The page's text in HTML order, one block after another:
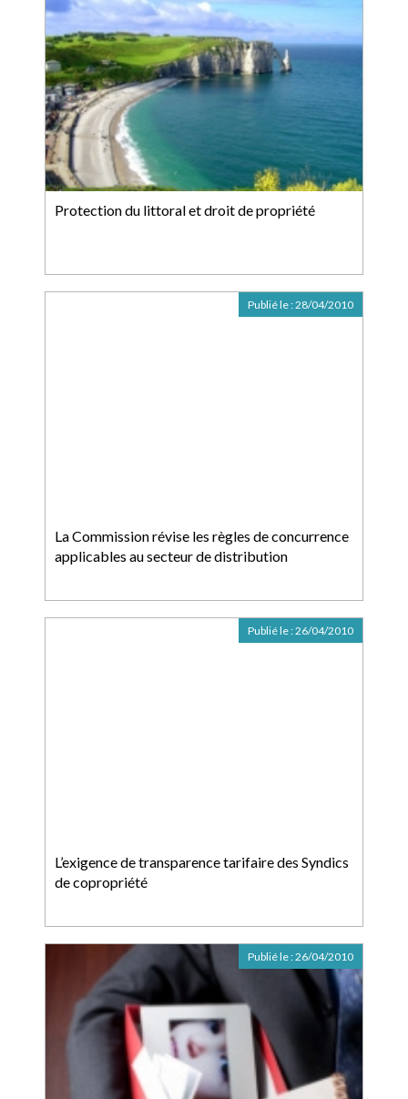
Protection du littoral et droit de propriété
La Commission révise les règles de concurrence
applicables au secteur de distribution
Publié le :28/04/2010
L’exigence de transparence tarifaire des Syndics
de copropriété
Publié le :26/04/2010
Publié le :26/04/2010